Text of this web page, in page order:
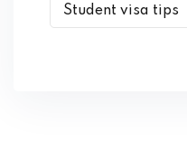
Student visa tips